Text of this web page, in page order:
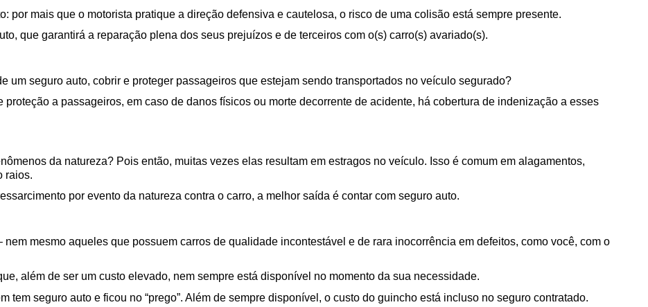
por mais que o motorista pratique a direção defensiva e cautelosa, o risco de uma colisão está sempre presente.
que garantirá a reparação plena dos seus prejuízos e de terceiros com o(s) carro(s) avariado(s).
um seguro auto, cobrir e proteger passageiros que estejam sendo transportados no veículo segurado?
proteção a passageiros, em caso de danos físicos ou morte decorrente de acidente, há cobertura de indenização a esses
da natureza? Pois então, muitas vezes elas resultam em estragos no veículo. Isso é comum em alagamentos,
raios.
por evento da natureza contra o carro, a melhor saída é contar com seguro auto.
nem mesmo aqueles que possuem carros de qualidade incontestável e de rara inocorrência em defeitos, como você, com o
além de ser um custo elevado, nem sempre está disponível no momento da sua necessidade.
tem seguro auto e ficou no “prego”. Além de sempre disponível, o custo do guincho está incluso no seguro contratado.